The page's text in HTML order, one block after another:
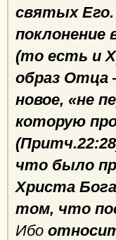
святых
поклонение
(то есть и
образ Отца
новое, «не
которую
что было
Христа
том, что
Ибо